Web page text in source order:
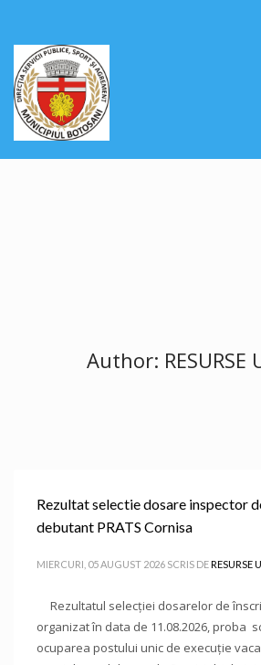
Author: RESURSE
Rezultat selectie dosare inspector
debutant PRATS Cornisa
MIERCURI, 05 AUGUST 2026 SCRIS DERESURSE
Rezultatul selecției dosarelor de
organizat în data de 11.08.2026, proba
ocuparea postului unic de execuție